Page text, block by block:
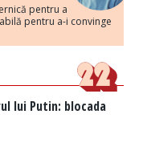
pentru a
pentru a-i convinge
lui Putin: blocada